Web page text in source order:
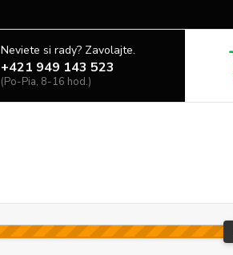
Neviete si rady? Zavolajte.
+421 949 143 523
(Po-Pia, 8-16 hod.)